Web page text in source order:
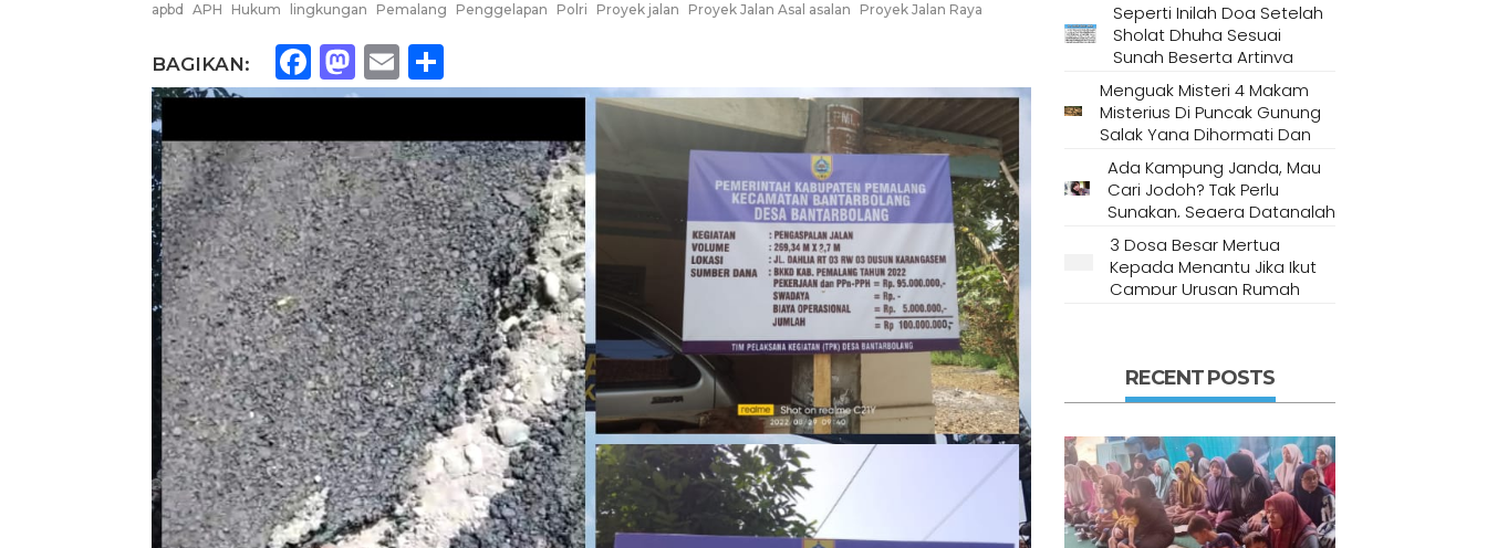
apbd
APH Hukum lingkungan Pemalang Penggelapan Polri Proyek jalan Proyek Jalan Asal asalan Proyek Jalan Raya
BAGIKAN: Facebook
Mastodon
Email
Seperti Inilah Doa Setelah
Sholat Dhuha Sesuai
Sunah Beserta Artinya
Menguak Misteri 4 Makam
Misterius Di Puncak Gunung
Salak Yang Dihormati Dan
Dianggap Tempat Suci Oleh
Masyarakat Setempat
Ada Kampung Janda, Mau
Cari Jodoh? Tak Perlu
Sungkan, Segera Datanglah
Ke Desa Ini
3 Dosa Besar Mertua
Kepada Menantu Jika Ikut
Campur Urusan Rumah
RECENT POSTS